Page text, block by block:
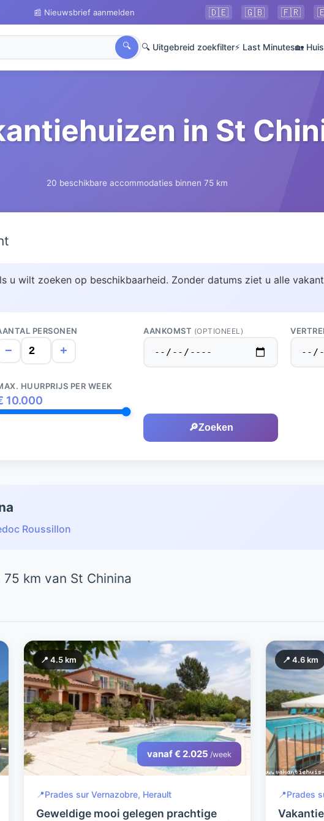
📰 Nieuwsbrief aanmelden 🇩🇪 🇬🇧 🇫🇷
🔍 🔍 Uitgebreid zoekfilter⚡ Last Minutes🏡
in St
20 beschikbare accommodaties binnen 75 km
u wilt zoeken op beschikbaarheid. Zonder datums ziet u alle
PERSONEN
− +
AANKOMST (OPTIONEEL)
HUURPRIJS PER WEEK
10.000
🔎Zoeken
Roussillon
km van St Chinina
📍 4.5 km
vanaf € 2.025 /week
📍Prades sur Vernazobre, Herault
Geweldige mooi gelegen prachtige
📍 4.6 km
📍Prades